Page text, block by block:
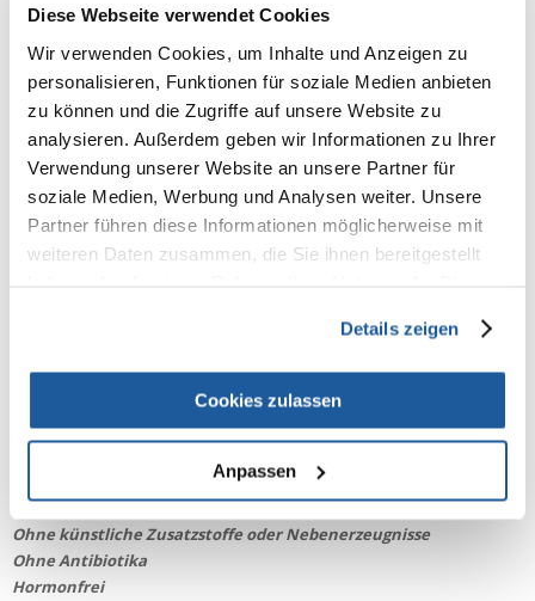
Diese Webseite verwendet Cookies
Wir verwenden Cookies, um Inhalte und Anzeigen zu
personalisieren, Funktionen für soziale Medien anbieten
zu können und die Zugriffe auf unsere Website zu
analysieren. Außerdem geben wir Informationen zu Ihrer
Verwendung unserer Website an unsere Partner für
soziale Medien, Werbung und Analysen weiter. Unsere
Partner führen diese Informationen möglicherweise mit
weiteren Daten zusammen, die Sie ihnen bereitgestellt
Details zeigen
Cookies zulassen
Anpassen
Nassfutter mit Thunfischfilets & Meeresalgen
70 g"
Premium Ergänzungsfutter
Applaws Katzennahrung ergänzendes Premium-Nassfutter in der
Dose mit Thunfischfilets und Meeresalgen
Glutenfreies Nassfutter für Ihre Katze.
Aus delfinfreundlichem, nachhaltigem Wildfang gefangener Fisch.
Im Gegensatz zum Verdauungstrakt eines Löwen, ist das
von Getreideproteinen angepasst. Viele Getreidesorten die dem
Katzenfutter beigemischt werden, führen oftmals zu Allergien,
Futterunverträglichkeiten, Hyperaktivität und/ oder Übergewicht.
Applaws verwendet für dieses Nassfutter neben ausgesuchten
proteinreichen Fleischsorten eine leicht zu verwertende und glutenfreie
Kohlenhydratquelle: Reis.
Ohne künstliche Zusatzstoffe oder Nebenerzeugnisse
Ohne Antibiotika
Hormonfrei